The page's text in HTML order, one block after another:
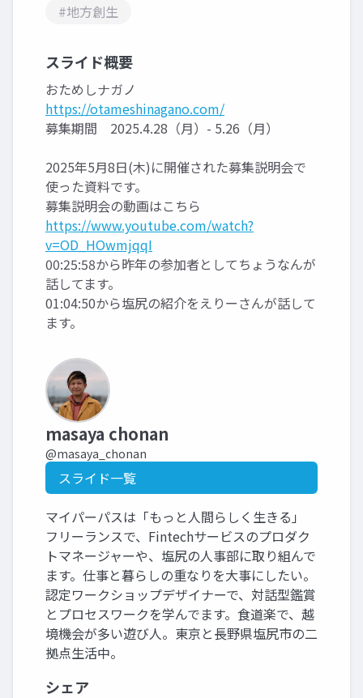
#地方創生
スライド概要
おためしナガノ
https://otameshinagano.com/
募集期間 2025.4.28（月）- 5.26（月）
2025年5月8日(木)に開催された募集説明会で
使った資料です。
募集説明会の動画はこちら
https://www.youtube.com/watch?
v=OD_HOwmjqqI
00:25:58から昨年の参加者としてちょうなんが
話してます。
01:04:50から塩尻の紹介をえりーさんが話して
ます。
masaya chonan
@masaya_chonan
スライド一覧
マイパーパスは「もっと人間らしく生きる」
フリーランスで、Fintechサービスのプロダク
トマネージャーや、塩尻の人事部に取り組んで
ます。仕事と暮らしの重なりを大事にしたい。
認定ワークショップデザイナーで、対話型鑑賞
とプロセスワークを学んでます。食道楽で、越
境機会が多い遊び人。東京と長野県塩尻市の二
拠点生活中。
シェア